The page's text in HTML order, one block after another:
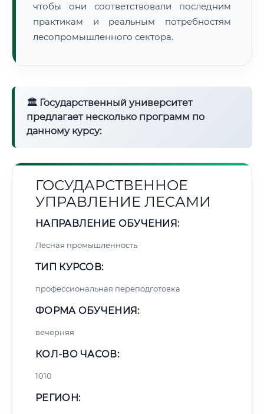
чтобы они соответствовали последним
практикам и реальным потребностям
лесопромышленного сектора.
🏛 Государственный университет
предлагает несколько программ по
данному курсу:
ГОСУДАРСТВЕННОЕ
УПРАВЛЕНИЕ ЛЕСАМИ
НАПРАВЛЕНИЕ ОБУЧЕНИЯ:
Лесная промышленность
ТИП КУРСОВ:
профессиональная переподготовка
ФОРМА ОБУЧЕНИЯ:
вечерняя
КОЛ-ВО ЧАСОВ:
1010
РЕГИОН: